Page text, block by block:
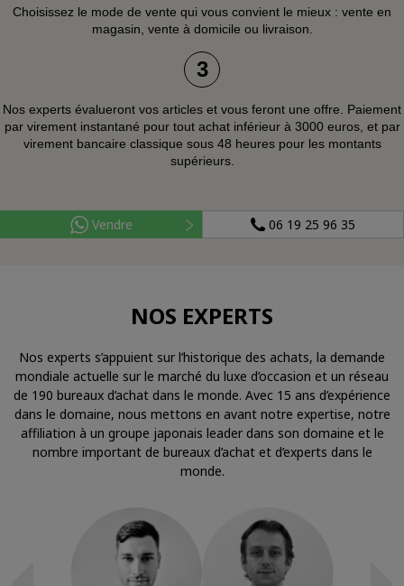
Choisissez le mode de vente qui vous convient le mieux : vente en
magasin, vente à domicile ou livraison.
3
Nos experts évalueront vos articles et vous feront une offre. Paiement
par virement instantané pour tout achat inférieur à 3000 euros, et par
virement bancaire classique sous 48 heures pour les montants
supérieurs.
Vendre 06 19 25 96 35
NOS EXPERTS
Nos experts s’appuient sur l’historique des achats, la demande
mondiale actuelle sur le marché du luxe d’occasion et un réseau
de 190 bureaux d’achat dans le monde. Avec 15 ans d’expérience
dans le domaine, nous mettons en avant notre expertise, notre
affiliation à un groupe japonais leader dans son domaine et le
nombre important de bureaux d’achat et d’experts dans le
monde.